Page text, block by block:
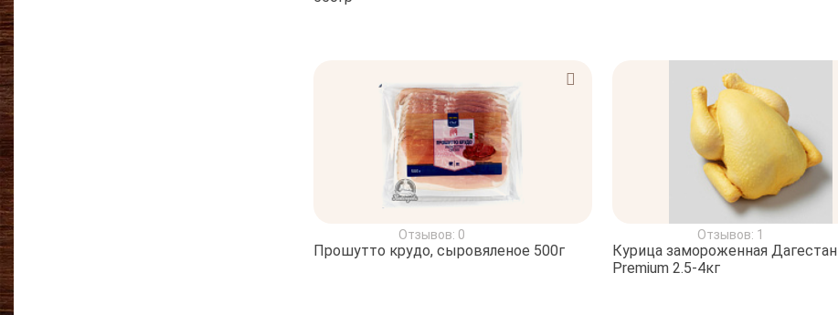
Отзывов: 0
Прошутто крудо, сыровяленое 500г
Отзывов: 1
Курица замороженная Дагестан
Premium 2.5-4кг